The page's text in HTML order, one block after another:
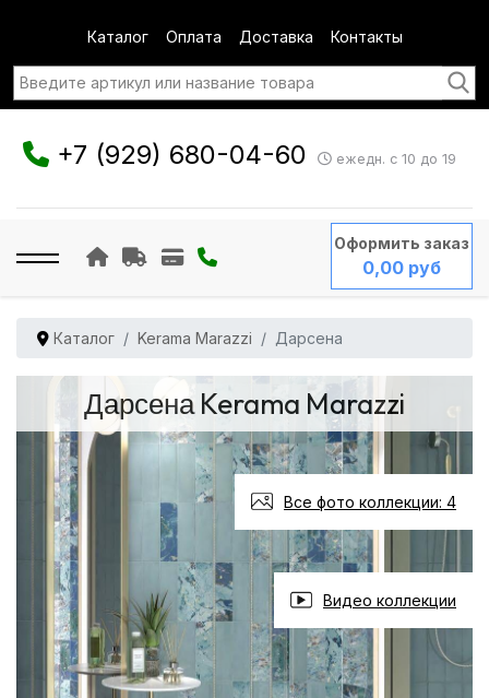
Каталог Оплата Доставка Контакты
+7 (929) 680-04-60 ежедн. с 10 до 19
Оформить заказ
0,00 руб
Каталог Kerama Marazzi Дарсена
Дарсена Kerama Marazzi
Все фото коллекции: 4
Видео коллекции